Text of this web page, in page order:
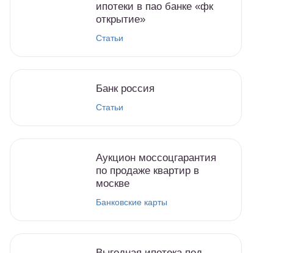
ипотеки в пао банке «фк
открытие»
Статьи
Банк россия
Статьи
Аукцион моссоцгарантия
по продаже квартир в
москве
Банковские карты